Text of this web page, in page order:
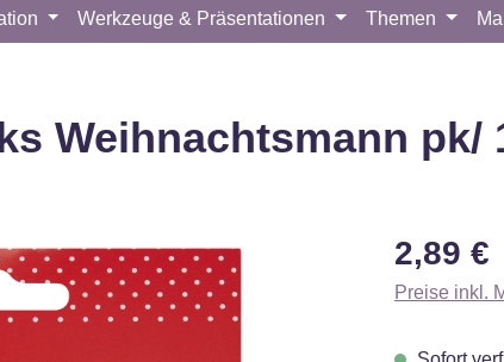
Werkzeuge & Präsentationen Themen
Weihnachtsmann pk/
Regulärer
2,89 €
Preise inkl.